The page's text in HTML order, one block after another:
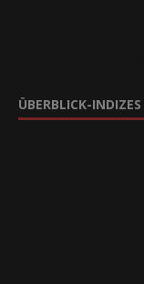
ÜBERBLICK-INDIZES